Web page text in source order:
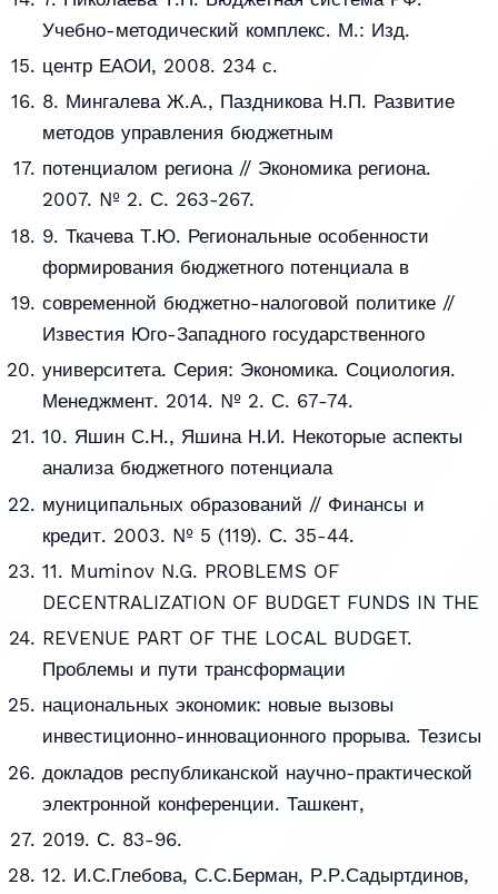
Учебно-методический комплекс. М.: Изд.
центр ЕАОИ, 2008. 234 с.
8. Мингалева Ж.А., Паздникова Н.П. Развитие
методов управления бюджетным
потенциалом региона // Экономика региона.
2007. № 2. С. 263-267.
9. Ткачева Т.Ю. Региональные особенности
формирования бюджетного потенциала в
современной бюджетно-налоговой политике //
Известия Юго-Западного государственного
университета. Серия: Экономика. Социология.
Менеджмент. 2014. № 2. С. 67-74.
10. Яшин С.Н., Яшина Н.И. Некоторые аспекты
анализа бюджетного потенциала
муниципальных образований // Финансы и
кредит. 2003. № 5 (119). С. 35-44.
11. Muminov N.G. PROBLEMS OF
DECENTRALIZATION OF BUDGET FUNDS IN THE
REVENUE PART OF THE LOCAL BUDGET.
Проблемы и пути трансформации
национальных экономик: новые вызовы
инвестиционно-инновационного прорыва. Тезисы
докладов республиканской научно-практической
электронной конференции. Ташкент,
2019. С. 83-96.
12. И.С.Глебова, С.С.Берман, Р.Р.Садыртдинов,